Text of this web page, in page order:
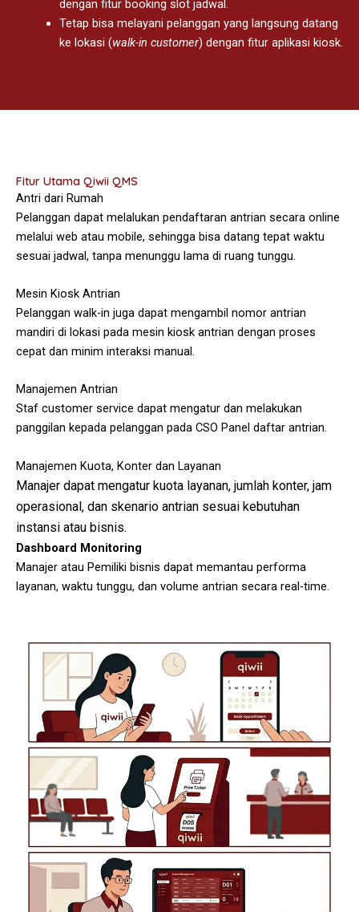
dengan fitur booking slot jadwal.
Tetap bisa melayani pelanggan yang langsung datang
ke lokasi (walk-in customer) dengan fitur aplikasi kiosk.
Fitur Utama Qiwii QMS
Antri dari Rumah
Pelanggan dapat melalukan pendaftaran antrian secara online
melalui web atau mobile, sehingga bisa datang tepat waktu
sesuai jadwal, tanpa menunggu lama di ruang tunggu.
Mesin Kiosk Antrian
Pelanggan walk-in juga dapat mengambil nomor antrian
mandiri di lokasi pada mesin kiosk antrian dengan proses
cepat dan minim interaksi manual.
Manajemen Antrian
Staf customer service dapat mengatur dan melakukan
panggilan kepada pelanggan pada CSO Panel daftar antrian.
Manajemen Kuota, Konter dan Layanan
Manajer dapat mengatur kuota layanan, jumlah konter, jam
operasional, dan skenario antrian sesuai kebutuhan
instansi atau bisnis.
Dashboard Monitoring
Manajer atau Pemiliki bisnis dapat memantau performa
layanan, waktu tunggu, dan volume antrian secara real-time.